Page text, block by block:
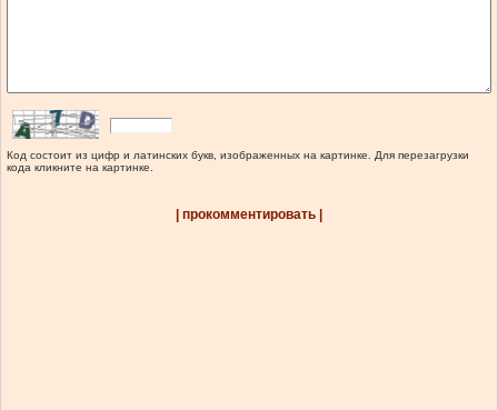
Код состоит из цифр и латинских букв, изображенных на картинке. Для перезагрузки
кода кликните на картинке.
| прокомментировать |